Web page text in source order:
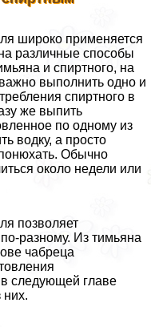
широко применяется
различные способы
и спиртного, на
выполнить одно и
спиртного в
же выпить
по одному из
водку, а просто
Обычно
около недели или
позволяет
разному. Из тимьяна
чабреца
в следующей главе